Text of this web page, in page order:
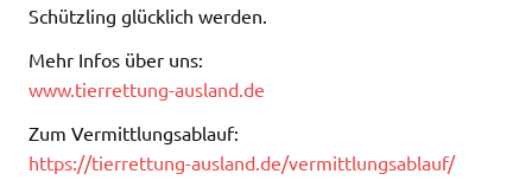
Schützling glücklich werden.
Mehr Infos über uns:
www.tierrettung-ausland.de
Zum Vermittlungsablauf:
https://tierrettung-ausland.de/vermittlungsablauf/